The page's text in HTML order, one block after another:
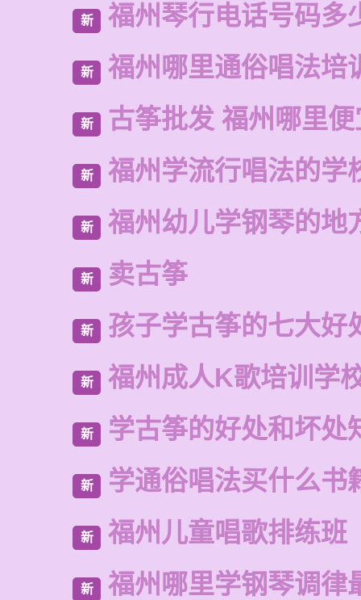
新 福州琴行电话号码多
新 福州哪里通俗唱法培
新 古筝批发 福州哪里
新 福州学流行唱法的学
新 福州幼儿学钢琴的地
新 卖古筝
新 孩子学古筝的七大好
新 福州成人K歌培训学
新 学古筝的好处和坏处
新 学通俗唱法买什么书
新 福州儿童唱歌排练班
新 福州哪里学钢琴调律